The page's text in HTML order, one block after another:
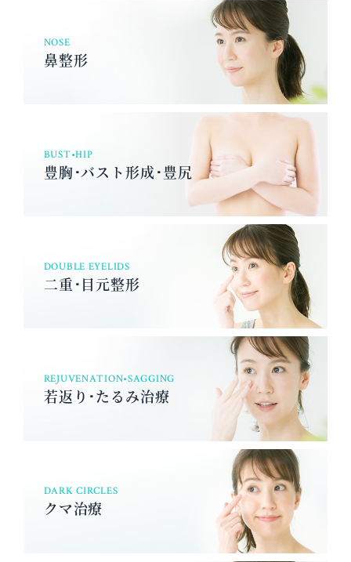
NOSE
鼻整形
BUST•HIP
豊胸･バスト形成･豊尻
DOUBLE EYELIDS
二重･目元整形
REJUVENATION•SAGGING
若返り･たるみ治療
DARK CIRCLES
クマ治療